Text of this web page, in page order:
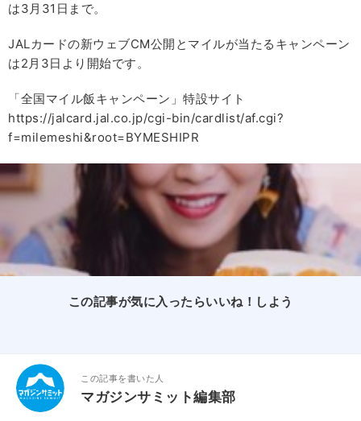
は3月31日まで。
JALカードの新ウェブCM公開とマイルが当たるキャンペーン
は2月3日より開始です。
「全国マイル飯キャンペーン」特設サイト
https://jalcard.jal.co.jp/cgi-bin/cardlist/af.cgi?
f=milemeshi&root=BYMESHIPR
この記事が気に入ったらいいね！しよう
この記事を書いた人
マガジンサミット編集部